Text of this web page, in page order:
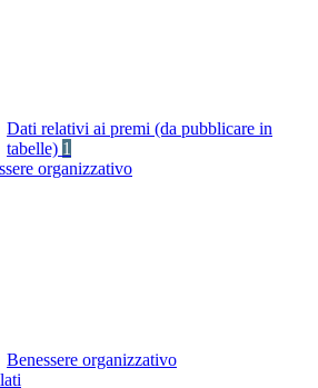
Dati relativi ai premi (da pubblicare in
tabelle) 1
organizzativo
Benessere organizzativo